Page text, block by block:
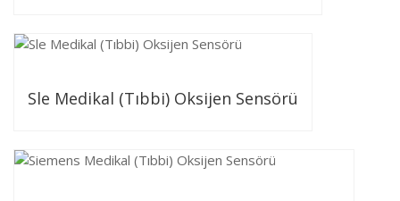
Sle Medikal (Tıbbi) Oksijen Sensörü